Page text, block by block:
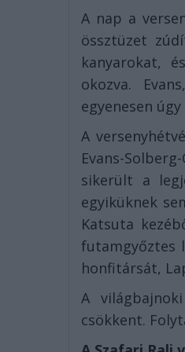
A nap a
össztüzet
kanyarokat,
okozva.
egyenesen
A
Evans-
sikerült a
egyiküknek
Katsuta
futamgyőztes
honfitársát,
A
csökkent.